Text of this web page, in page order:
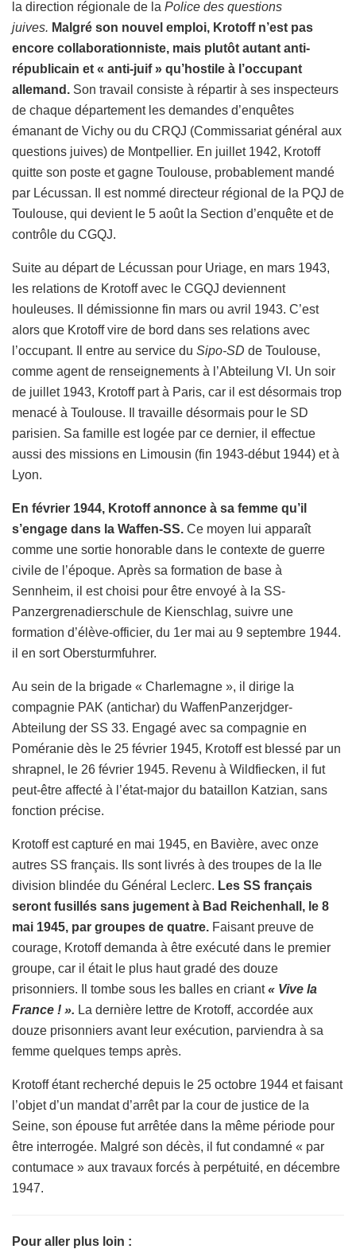
la direction régionale de la Police des questions
juives. Malgré son nouvel emploi, Krotoff n’est pas
encore collaborationniste, mais plutôt autant anti-
républicain et « anti-juif » qu’hostile à l’occupant
allemand. Son travail consiste à répartir à ses inspecteurs
de chaque département les demandes d’enquêtes
émanant de Vichy ou du CRQJ (Commissariat général aux
questions juives) de Montpellier. En juillet 1942, Krotoff
quitte son poste et gagne Toulouse, probablement mandé
par Lécussan. Il est nommé directeur régional de la PQJ de
Toulouse, qui devient le 5 août la Section d’enquête et de
contrôle du CGQJ.
Suite au départ de Lécussan pour Uriage, en mars 1943,
les relations de Krotoff avec le CGQJ deviennent
houleuses. Il démissionne fin mars ou avril 1943. C’est
alors que Krotoff vire de bord dans ses relations avec
l’occupant. Il entre au service du Sipo-SD de Toulouse,
comme agent de renseignements à l’Abteilung VI. Un soir
de juillet 1943, Krotoff part à Paris, car il est désormais trop
menacé à Toulouse. Il travaille désormais pour le SD
parisien. Sa famille est logée par ce dernier, il effectue
aussi des missions en Limousin (fin 1943-début 1944) et à
Lyon.
En février 1944, Krotoff annonce à sa femme qu’il
s’engage dans la Waffen-SS. Ce moyen lui apparaît
comme une sortie honorable dans le contexte de guerre
civile de l’époque. Après sa formation de base à
Sennheim, il est choisi pour être envoyé à la SS-
Panzergrenadierschule de Kienschlag, suivre une
formation d’élève-officier, du 1er mai au 9 septembre 1944.
il en sort Obersturmfuhrer.
Au sein de la brigade « Charlemagne », il dirige la
compagnie PAK (antichar) du WaffenPanzerjdger-
Abteilung der SS 33. Engagé avec sa compagnie en
Poméranie dès le 25 février 1945, Krotoff est blessé par un
shrapnel, le 26 février 1945. Revenu à Wildfiecken, il fut
peut-être affecté à l’état-major du bataillon Katzian, sans
fonction précise.
Krotoff est capturé en mai 1945, en Bavière, avec onze
autres SS français. Ils sont livrés à des troupes de la II e
division blindée du Général Leclerc. Les SS français
seront fusillés sans jugement à Bad Reichenhall, le 8
mai 1945, par groupes de quatre. Faisant preuve de
courage, Krotoff demanda à être exécuté dans le premier
groupe, car il était le plus haut gradé des douze
prisonniers. Il tombe sous les balles en criant« Vive la
France ! ». La dernière lettre de Krotoff, accordée aux
douze prisonniers avant leur exécution, parviendra à sa
femme quelques temps après.
Krotoff étant recherché depuis le 25 octobre 1944 et faisant
l’objet d’un mandat d’arrêt par la cour de justice de la
Seine, son épouse fut arrêtée dans la même période pour
être interrogée. Malgré son décès, il fut condamné « par
contumace » aux travaux forcés à perpétuité, en décembre
1947.
Pour aller plus loin :